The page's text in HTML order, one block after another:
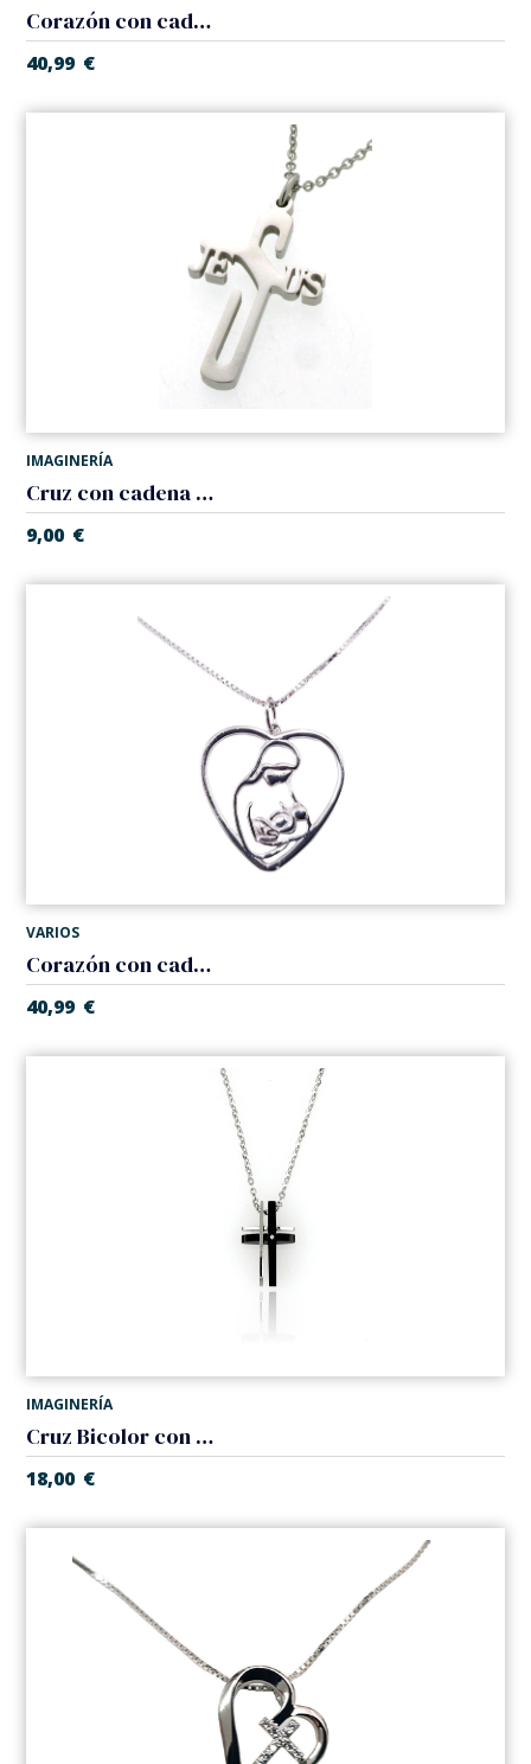
Corazón con cadena. Plata 925, baño oro.
40,99 €
IMAGINERÍA
Cruz con cadena 'Jesus'. Acero
9,00 €
VARIOS
Corazón con cadena. Plata 925.
40,99 €
IMAGINERÍA
Cruz Bicolor con cadena. Acero
18,00 €